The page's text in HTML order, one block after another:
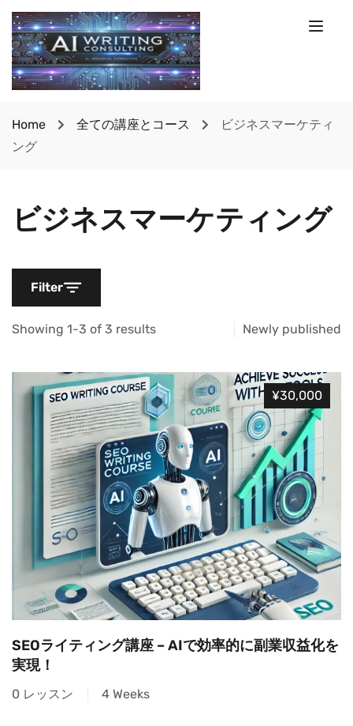
Home 全ての講座とコース
ビジネスマーケティ
ング
ビジネスマーケティング
Filter
Showing 1-3 of 3 results
¥30,000
SEOライティング講座 – AIで効率的に副業収益化を
実現！
0 レッスン 4 Weeks